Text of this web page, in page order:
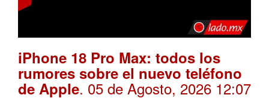
iPhone 18 Pro Max: todos los
rumores sobre el nuevo teléfono
de Apple. 05 de Agosto, 2026 12:07